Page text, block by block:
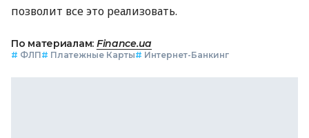
позволит все это реализовать.
По материалам: Finance.ua
# ФЛП# Платежные Карты# Интернет-Банкинг